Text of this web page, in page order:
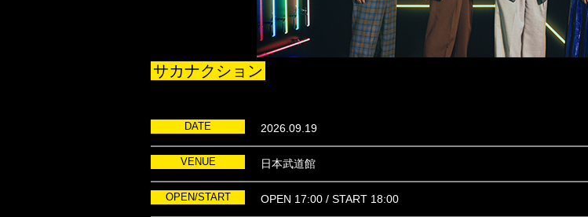
サカナクション
DATE 2026.09.19
VENUE 日本武道館
OPEN/START OPEN 17:00 / START 18:00